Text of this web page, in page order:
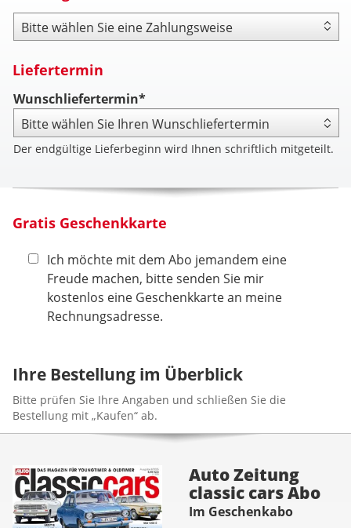
Zahlungsweise
Liefertermin
Wunschliefertermin*
Der endgültige Lieferbeginn wird Ihnen schriftlich mitgeteilt.
Gratis Geschenkkarte
Ich möchte mit dem Abo jemandem eine
Freude machen, bitte senden Sie mir
kostenlos eine Geschenkkarte an meine
Rechnungsadresse.
Ihre Bestellung im Überblick
Bitte prüfen Sie Ihre Angaben und schließen Sie die
Bestellung mit „Kaufen“ ab.
Auto Zeitung
classic cars Abo
Im Geschenkabo